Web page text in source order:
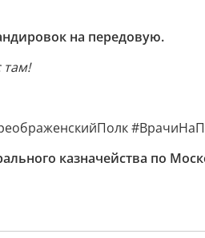
на передовую.
там!
казначейства по